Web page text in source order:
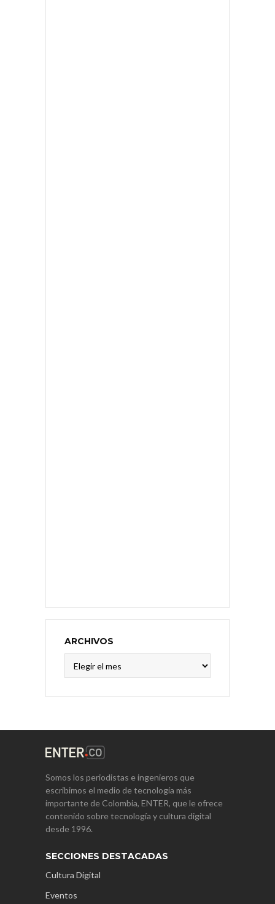
ARCHIVOS
Somos los periodistas e ingenieros que
escribimos el medio de tecnología más
importante de Colombia, ENTER, que le ofrece
contenido sobre tecnología y cultura digital
desde 1996.
SECCIONES DESTACADAS
Cultura Digital
Eventos